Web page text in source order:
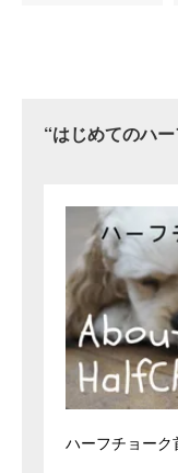
“はじめてのハ
ハーフチョーク